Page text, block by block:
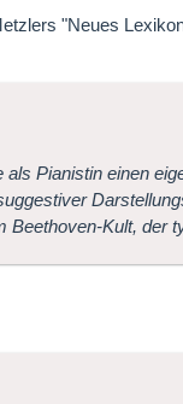
"Neues
als Pianistin einen
Beethoven-Kult, der